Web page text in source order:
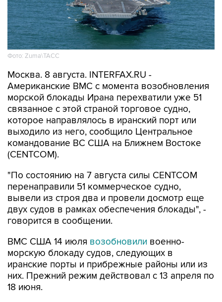
Фото: Zuma\ТАСС
Москва. 8 августа. INTERFAX.RU -
Американские ВМС с момента возобновления
морской блокады Ирана перехватили уже 51
связанное с этой страной торговое судно,
которое направлялось в иранский порт или
выходило из него, сообщило Центральное
командование ВС США на Ближнем Востоке
(CENTCOM).
"По состоянию на 7 августа силы CENTCOM
перенаправили 51 коммерческое судно,
вывели из строя два и провели досмотр еще
двух судов в рамках обеспечения блокады", -
говорится в сообщении.
ВМС США 14 июля возобновили военно-
морскую блокаду судов, следующих в
иранские порты и прибрежные районы или из
них. Прежний режим действовал с 13 апреля по
18 июня.